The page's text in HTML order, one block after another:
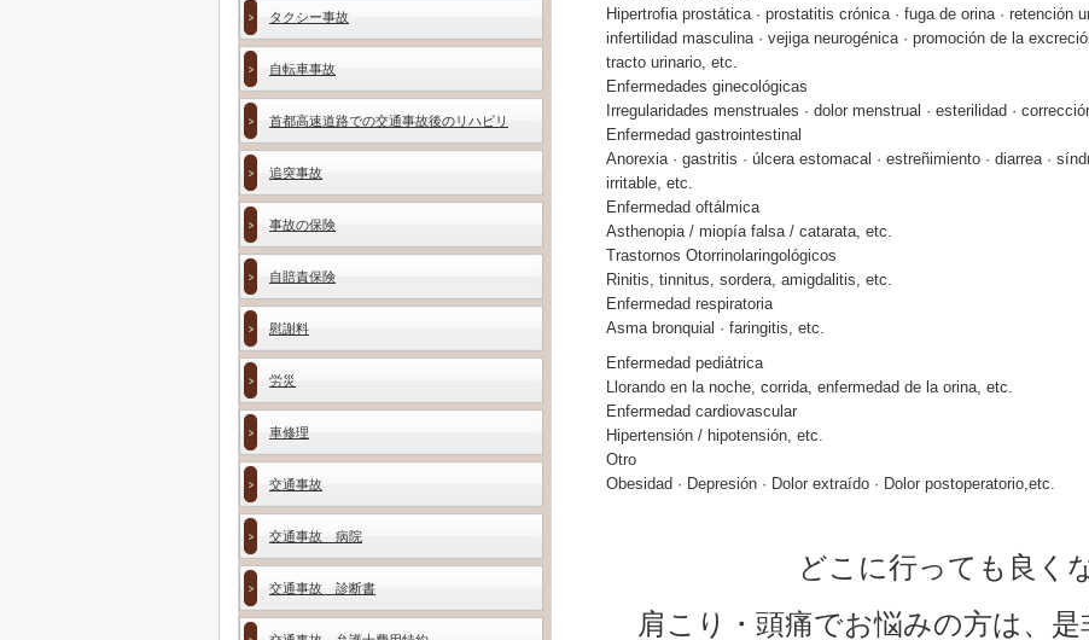
Hipertrofia prostática · prostatitis crónica · fuga de orina · retención
infertilidad masculina · vejiga neurogénica · promoción de la
tracto urinario, etc.
Enfermedades ginecológicas
Irregularidades menstruales · dolor menstrual · esterilidad ·
Enfermedad gastrointestinal
Anorexia · gastritis · úlcera estomacal · estreñimiento · diarrea ·
irritable, etc.
Enfermedad oftálmica
Asthenopia / miopía falsa / catarata, etc.
Trastornos Otorrinolaringológicos
Rinitis, tinnitus, sordera, amigdalitis, etc.
Enfermedad respiratoria
Asma bronquial · faringitis, etc.
Enfermedad pediátrica
Llorando en la noche, corrida, enfermedad de la orina, etc.
Enfermedad cardiovascular
Hipertensión / hipotensión, etc.
Otro
Obesidad · Depresión · Dolor extraído · Dolor postoperatorio,etc.
どこに行っても良く
肩こり・頭痛でお悩みの方は、是
タクシー事故
自転車事故
首都高速道路での交通事故後のリハビリ
追突事故
事故の保険
自賠責保険
慰謝料
労災
車修理
交通事故
交通事故 病院
交通事故 診断書